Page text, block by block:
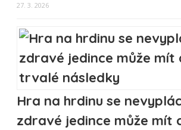
27. 3. 2026
Hra na hrdinu se
zdravé jedince může mít